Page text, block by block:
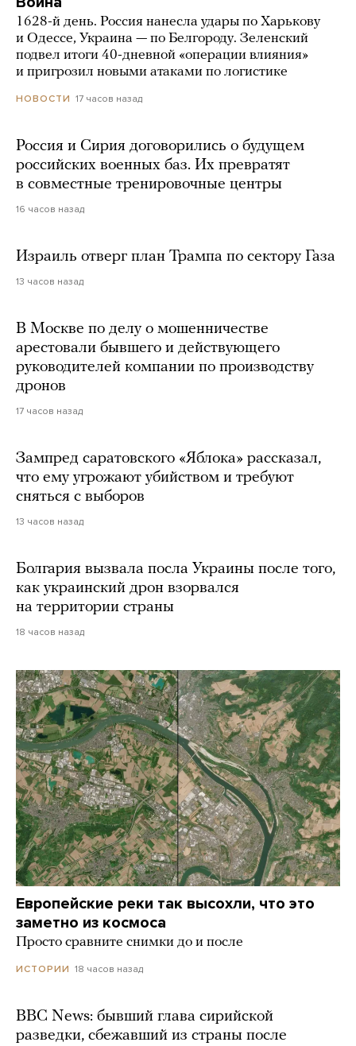
1628-й день. Россия нанесла удары по Харькову
и Одессе, Украина — по Белгороду. Зеленский
подвел итоги 40-дневной «операции влияния»
и пригрозил новыми атаками по логистике
НОВОСТИ 17 часов назад
Россия и Сирия договорились о будущем
российских военных баз. Их превратят
в совместные тренировочные центры
16 часов назад
Израиль отверг план Трампа по сектору Газа
13 часов назад
В Москве по делу о мошенничестве
арестовали бывшего и действующего
руководителей компании по производству
дронов
17 часов назад
Зампред саратовского «Яблока» рассказал,
что ему угрожают убийством и требуют
сняться с выборов
13 часов назад
Болгария вызвала посла Украины после того,
как украинский дрон взорвался
на территории страны
18 часов назад
Европейские реки так высохли, что это
заметно из космоса
Просто сравните снимки до и после
ИСТОРИИ 18 часов назад
BBC News: бывший глава сирийской
разведки, сбежавший из страны после